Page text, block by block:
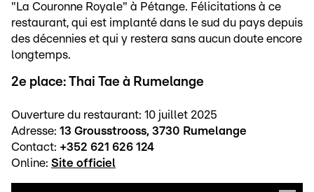
"La Couronne Royale" à Pétange. Félicitations à ce
restaurant, qui est implanté dans le sud du pays depuis
des décennies et qui y restera sans aucun doute encore
longtemps.
2e place: Thai Tae à Rumelange
Ouverture du restaurant: 10 juillet 2025
Adresse: 13 Grousstrooss, 3730 Rumelange
Contact: +352 621 626 124
Online: Site officiel